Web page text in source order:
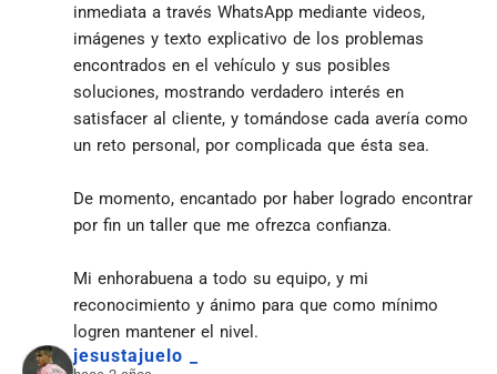
inmediata a través WhatsApp mediante videos,
imágenes y texto explicativo de los problemas
encontrados en el vehículo y sus posibles
soluciones, mostrando verdadero interés en
satisfacer al cliente, y tomándose cada avería como
un reto personal, por complicada que ésta sea.
De momento, encantado por haber logrado encontrar
por fin un taller que me ofrezca confianza.
Mi enhorabuena a todo su equipo, y mi
reconocimiento y ánimo para que como mínimo
logren mantener el nivel.
jesustajuelo _